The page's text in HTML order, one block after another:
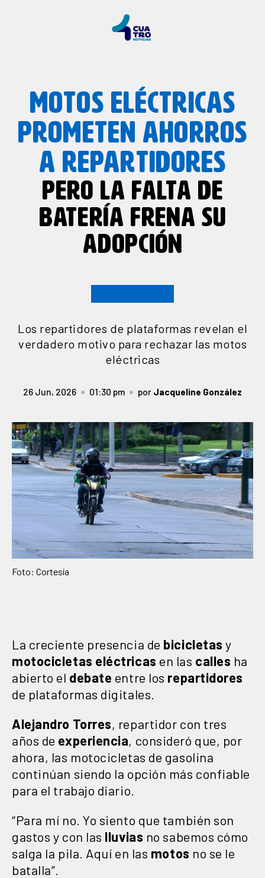
MOTOS ELÉCTRICAS
PROMETEN AHORROS
A REPARTIDORES
PERO LA FALTA DE
BATERÍA FRENA SU
ADOPCIÓN
Los repartidores de plataformas revelan el
verdadero motivo para rechazar las motos
eléctricas
26 Jun, 2026 01:30 pm por Jacqueline González
Foto: Cortesía
La creciente presencia de bicicletas y
motocicletas eléctricas en las calles ha
abierto el debate entre los repartidores
de plataformas digitales.
Alejandro Torres, repartidor con tres
años de experiencia, consideró que, por
ahora, las motocicletas de gasolina
continúan siendo la opción más confiable
para el trabajo diario.
“Para mí no. Yo siento que también son
gastos y con las lluvias no sabemos cómo
salga la pila. Aquí en las motos no se le
batalla”.